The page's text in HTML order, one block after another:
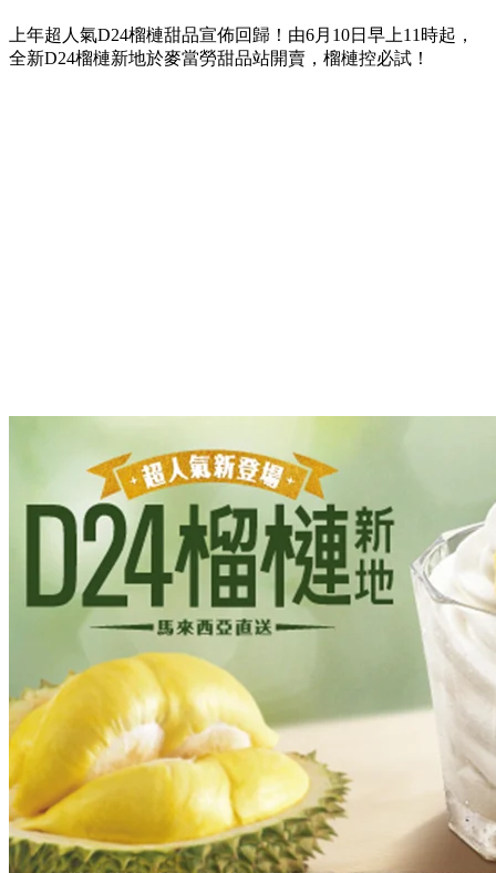
上年超人氣D24榴槤甜品宣佈回歸！由6月10日早上11時起，
全新D24榴槤新地於麥當勞甜品站開賣，榴槤控必試！